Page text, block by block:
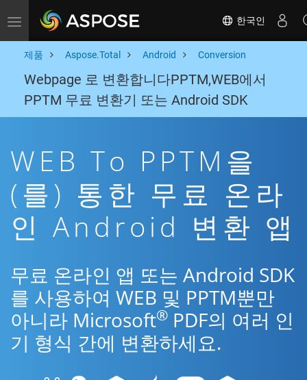
Toggle navigation 한국인
제품 Aspose.Total Android Conversion
Webpage 로 변환합니다PPTM,WEB에서
PPTM 무료 변환기 또는 Android SDK
WEB To PPTM을
(를) 통한 무료 온라
인 Android 변환 앱
무료 온라인 앱 또는 Android SDK
를 사용하여 WEB 및 PPTM뿐만
아니라 Microsoft® PDF의 여러 인
기 형식 간에 변환하세요.